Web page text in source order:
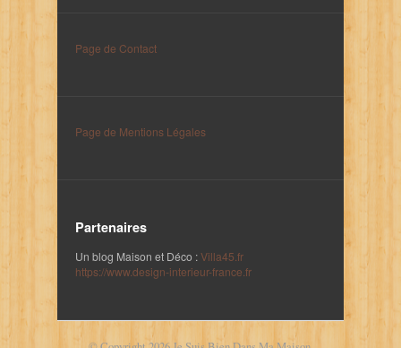
Page de Contact
Page de Mentions Légales
Partenaires
Un blog Maison et Déco :Villa45.fr
https://www.design-interieur-france.fr